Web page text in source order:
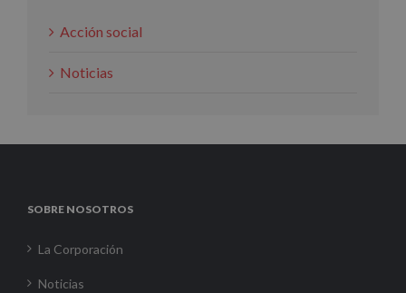
Acción social
Noticias
SOBRE NOSOTROS
La Corporación
Noticias